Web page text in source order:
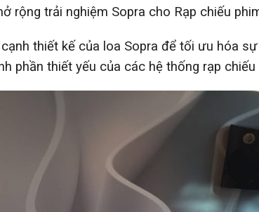
rộng trải nghiệm Sopra cho Rạp chiếu
thiết kế của loa Sopra để tối ưu hóa
phần thiết yếu của các hệ thống rạp chiếu